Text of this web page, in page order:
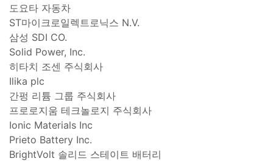
도요타 자동차
ST마이크로일렉트로닉스 N.V.
삼성 SDI CO.
Solid Power, Inc.
히타치 조센 주식회사
Ilika plc
간펑 리튬 그룹 주식회사
프로로지움 테크놀로지 주식회사
Ionic Materials Inc
Prieto Battery Inc.
BrightVolt 솔리드 스테이트 배터리